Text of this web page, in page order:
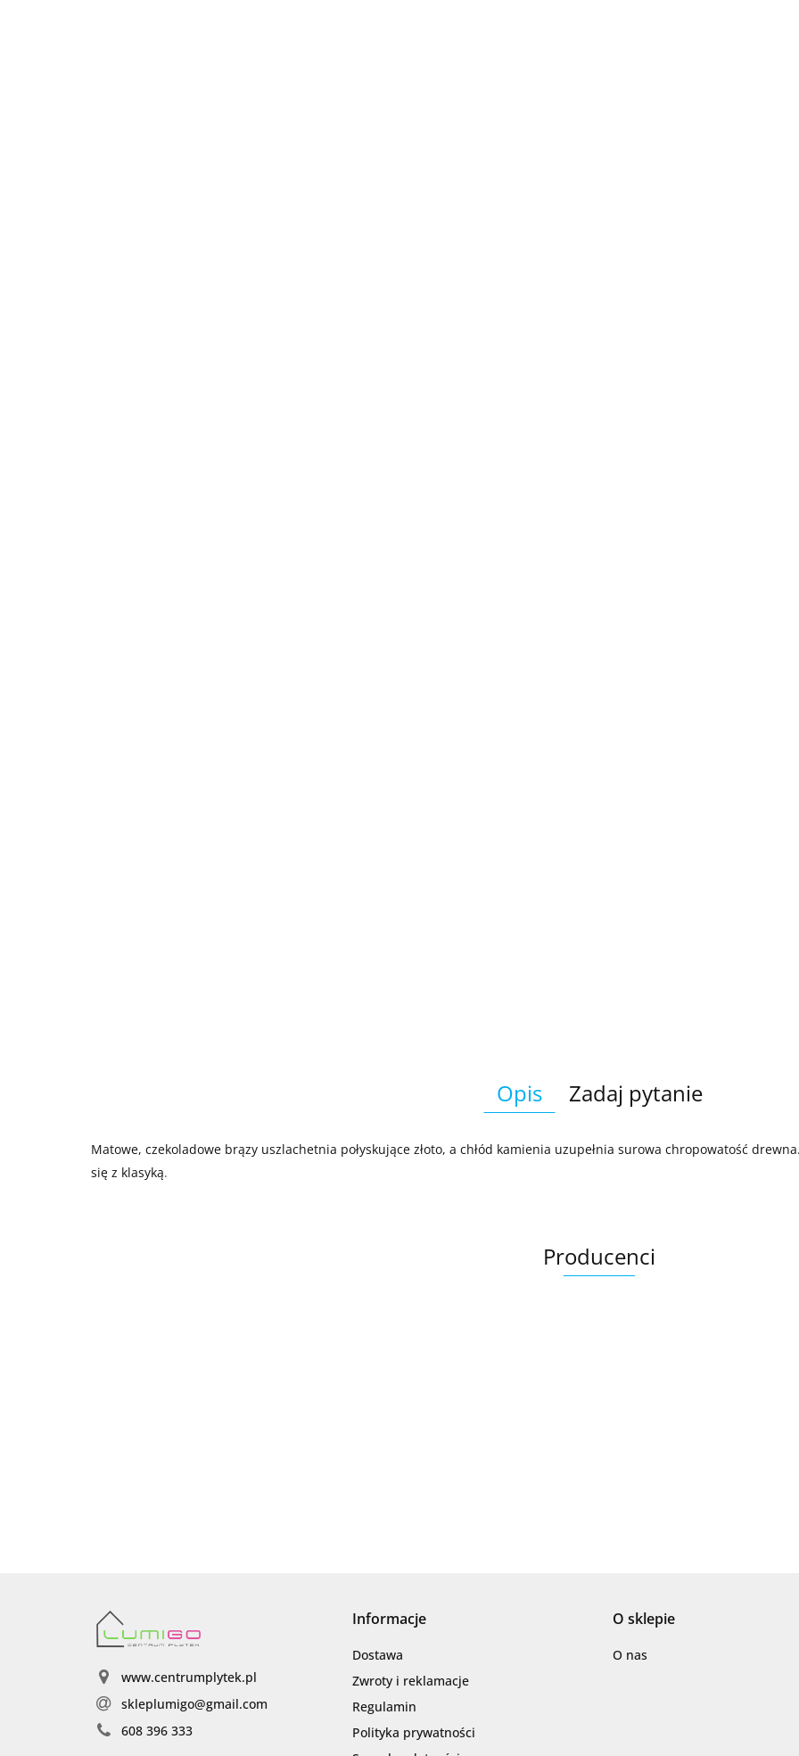
Opis Zadaj pytanie
Matowe, czekoladowe brązy uszlachetnia połyskujące złoto, a chłód kamienia uzupełnia surowa chropowatość
się z klasyką.
Producenci
Barwolf
www.centrumplytek.pl
skleplumigo@gmail.com
608 396 333
Informacje
Dostawa
Zwroty i reklamacje
Regulamin
Polityka prywatności
O sklepie
O nas